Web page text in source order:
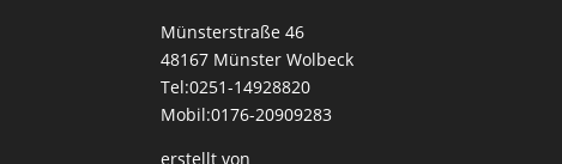
Münsterstraße 46
48167 Münster Wolbeck
Tel:0251-14928820
Mobil:0176-20909283
erstellt von